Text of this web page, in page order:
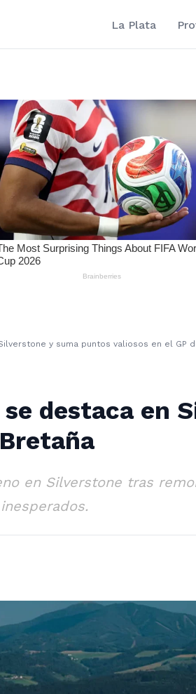
La Plata
y suma puntos valiosos en el GP
destaca en
en Silverstone tras